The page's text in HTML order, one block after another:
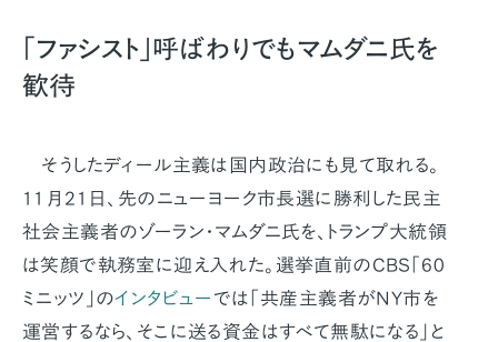
「ファシスト」呼ばわりでもマムダニ氏を
歓待
そうしたディール主義は国内政治にも見て取れる。
11月21日、先のニューヨーク市長選に勝利した民主
社会主義者のゾーラン・マムダニ氏を、トランプ大統領
は笑顔で執務室に迎え入れた。選挙直前のCBS「60
ミニッツ」のインタビュー では「共産主義者がNY市を
運営するなら、そこに送る資金はすべて無駄になる」と